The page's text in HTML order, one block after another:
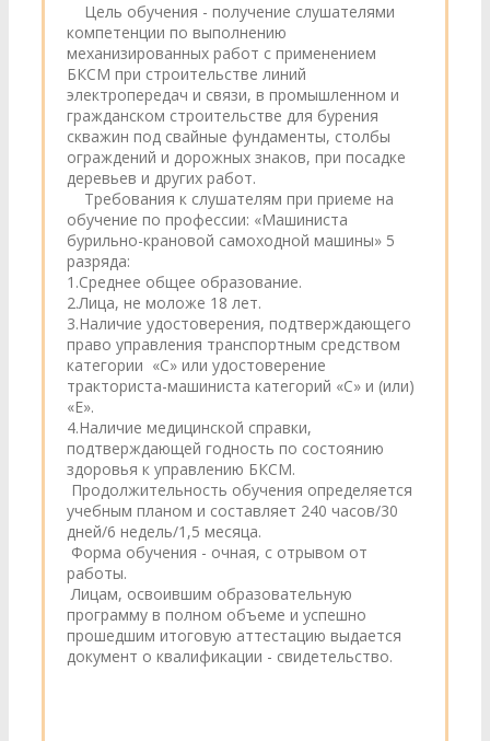
Цель обучения - получение слушателями
компетенции по выполнению
механизированных работ с применением
БКСМ при строительстве линий
электропередач и связи, в промышленном и
гражданском строительстве для бурения
скважин под свайные фундаменты, столбы
ограждений и дорожных знаков, при посадке
деревьев и других работ.
Требования к слушателям при приеме на
обучение по профессии: «Машиниста
бурильно-крановой самоходной машины» 5
разряда:
1.Среднее общее образование.
2.Лица, не моложе 18 лет.
3.Наличие удостоверения, подтверждающего
право управления транспортным средством
категории «С» или удостоверение
тракториста-машиниста категорий «С» и (или)
«Е».
4.Наличие медицинской справки,
подтверждающей годность по состоянию
здоровья к управлению БКСМ.
Продолжительность обучения определяется
учебным планом и составляет 240 часов/30
дней/6 недель/1,5 месяца.
Форма обучения - очная, с отрывом от
работы.
Лицам, освоившим образовательную
программу в полном объеме и успешно
прошедшим итоговую аттестацию выдается
документ о квалификации - свидетельство.